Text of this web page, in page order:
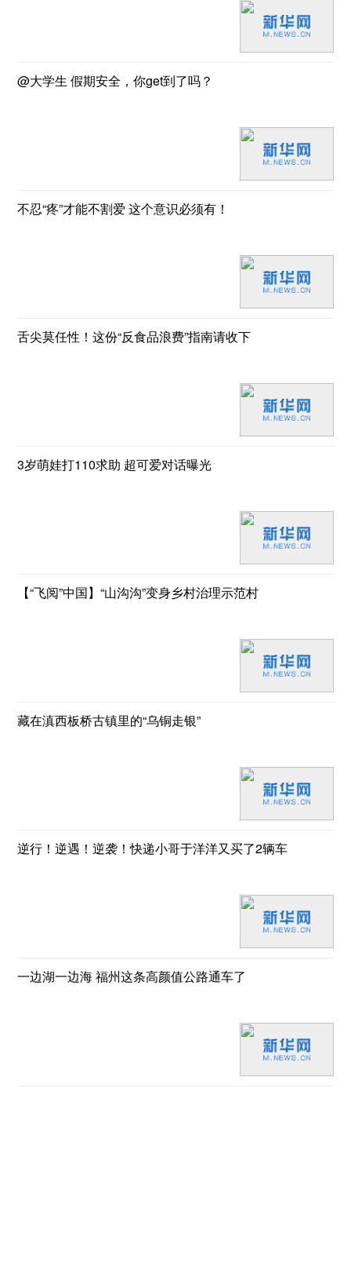
@大学生 假期安全，你get到了吗？
不忍“疼”才能不割爱 这个意识必须有！
舌尖莫任性！这份“反食品浪费”指南请收下
3岁萌娃打110求助 超可爱对话曝光
【“飞阅”中国】“山沟沟”变身乡村治理示范村
藏在滇西板桥古镇里的“乌铜走银”
逆行！逆遇！逆袭！快递小哥于洋洋又买了2辆车
一边湖一边海 福州这条高颜值公路通车了